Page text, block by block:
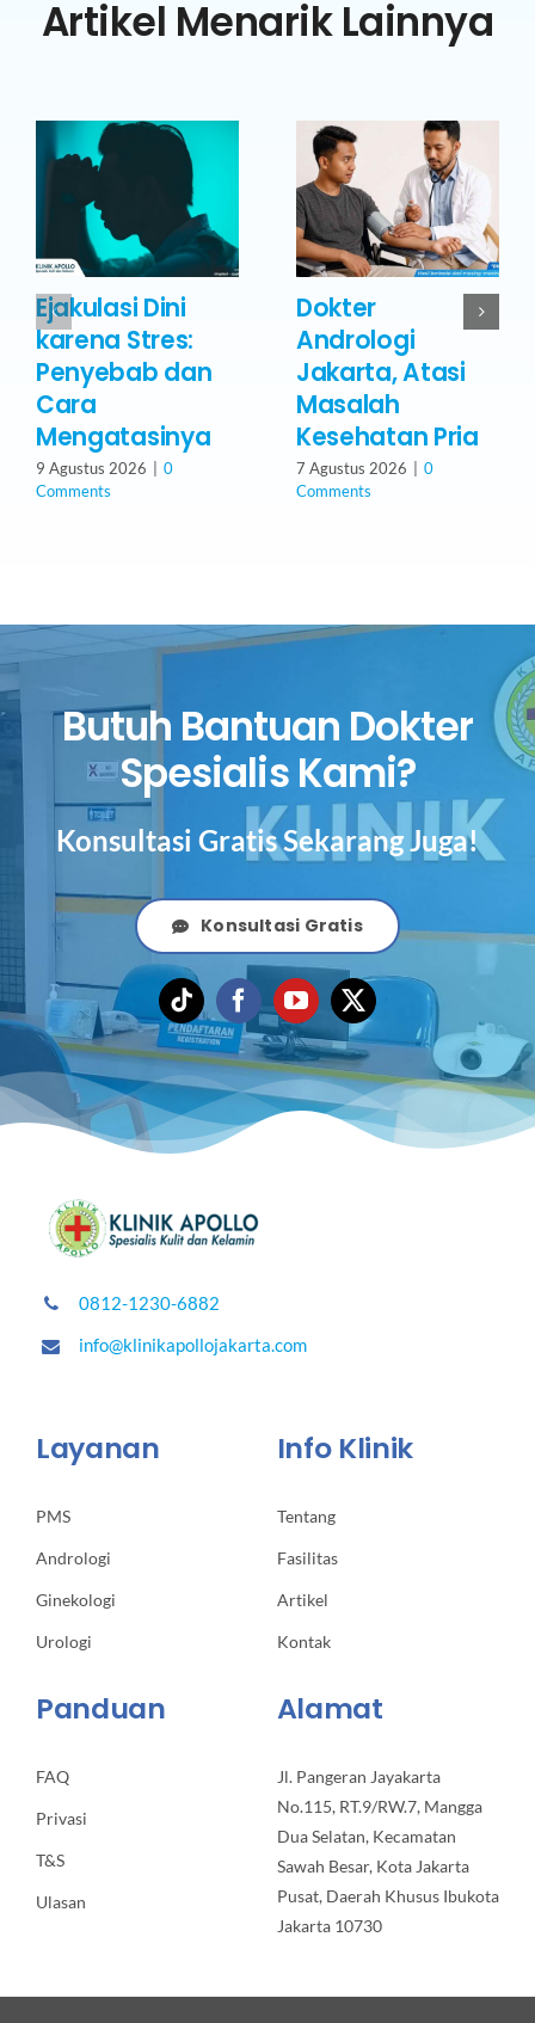
Artikel Menarik Lainnya
Ejakulasi Dini
karena Stres:
Penyebab dan
Cara
Mengatasinya
9 Agustus 2026
0
Comments
Dokter
Andrologi
Jakarta, Atasi
Masalah
Kesehatan Pria
7 Agustus 2026
0
Comments
Butuh Bantuan Dokter
Spesialis Kami?
Konsultasi Gratis Sekarang Juga!
Konsultasi Gratis
0812-1230-6882
info@klinikapollojakarta.com
Layanan
PMS
Andrologi
Ginekologi
Urologi
Info Klinik
Tentang
Fasilitas
Artikel
Kontak
Panduan
FAQ
Privasi
T&S
Ulasan
Alamat
Jl. Pangeran Jayakarta
No.115, RT.9/RW.7, Mangga
Dua Selatan, Kecamatan
Sawah Besar, Kota Jakarta
Pusat, Daerah Khusus Ibukota
Jakarta 10730